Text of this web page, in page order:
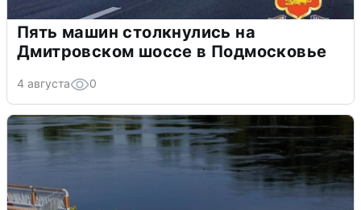
Пять машин столкнулись на
Дмитровском шоссе в Подмосковье
4 августа 0